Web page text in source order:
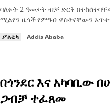
ባለፉት 2 ዓመታት ብቻ ድርቅ
ሚልየን ዜጎች የምግብ ዋስትናቸውን
ፖለቲካ Addis Ababa
በጎንደር እና አካባቢው
ጋብቻ ተፈጸመ